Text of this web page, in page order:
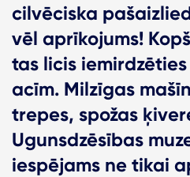
cilvēciska
vēl aprīkojums!
tas licis
acīm. Milzīgas
trepes, spožas
Ugunsdzēsības
iespējams ne tikai